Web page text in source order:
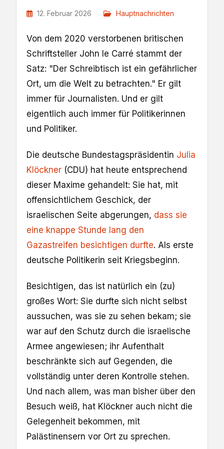
12. Februar 2026 Hauptnachrichten
Von dem 2020 verstorbenen britischen
Schriftsteller John le Carré stammt der
Satz: "Der Schreibtisch ist ein gefährlicher
Ort, um die Welt zu betrachten." Er gilt
immer für Journalisten. Und er gilt
eigentlich auch immer für Politikerinnen
und Politiker.
Die deutsche Bundestagspräsidentin Julia
Klöckner (CDU) hat heute entsprechend
dieser Maxime gehandelt: Sie hat, mit
offensichtlichem Geschick, der
israelischen Seite abgerungen, dass sie
eine knappe Stunde lang den
Gazastreifen besichtigen durfte. Als erste
deutsche Politikerin seit Kriegsbeginn.
Besichtigen, das ist natürlich ein (zu)
großes Wort: Sie durfte sich nicht selbst
aussuchen, was sie zu sehen bekam; sie
war auf den Schutz durch die israelische
Armee angewiesen; ihr Aufenthalt
beschränkte sich auf Gegenden, die
vollständig unter deren Kontrolle stehen.
Und nach allem, was man bisher über den
Besuch weiß, hat Klöckner auch nicht die
Gelegenheit bekommen, mit
Palästinensern vor Ort zu sprechen.